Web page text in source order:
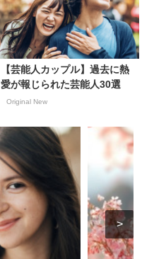
【芸能人カップル】過去に熱
愛が報じられた芸能人30選
Original New